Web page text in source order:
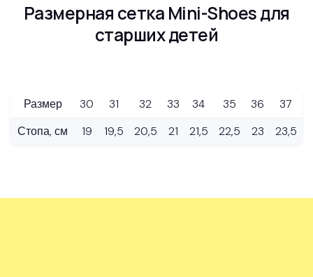
Размерная сетка Mini-Shoes для
старших детей
Размер 30 31 32 33 34 35 36
37
Стопа, см
19 19,5 20,5 21 21,5 22,5 23 23,5